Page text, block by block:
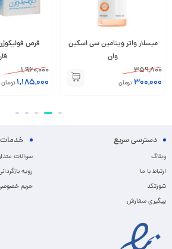
میسلار واتر ویتامین سی اسکین
وان
359,800
300,000 تومان
1,960,000
1,185,000 تومان
دسترسی سریع
وبلاگ
ارتباط با ما
شورتکد
پیگیری سفارش
خدمات
سوالات
رویه
حریم